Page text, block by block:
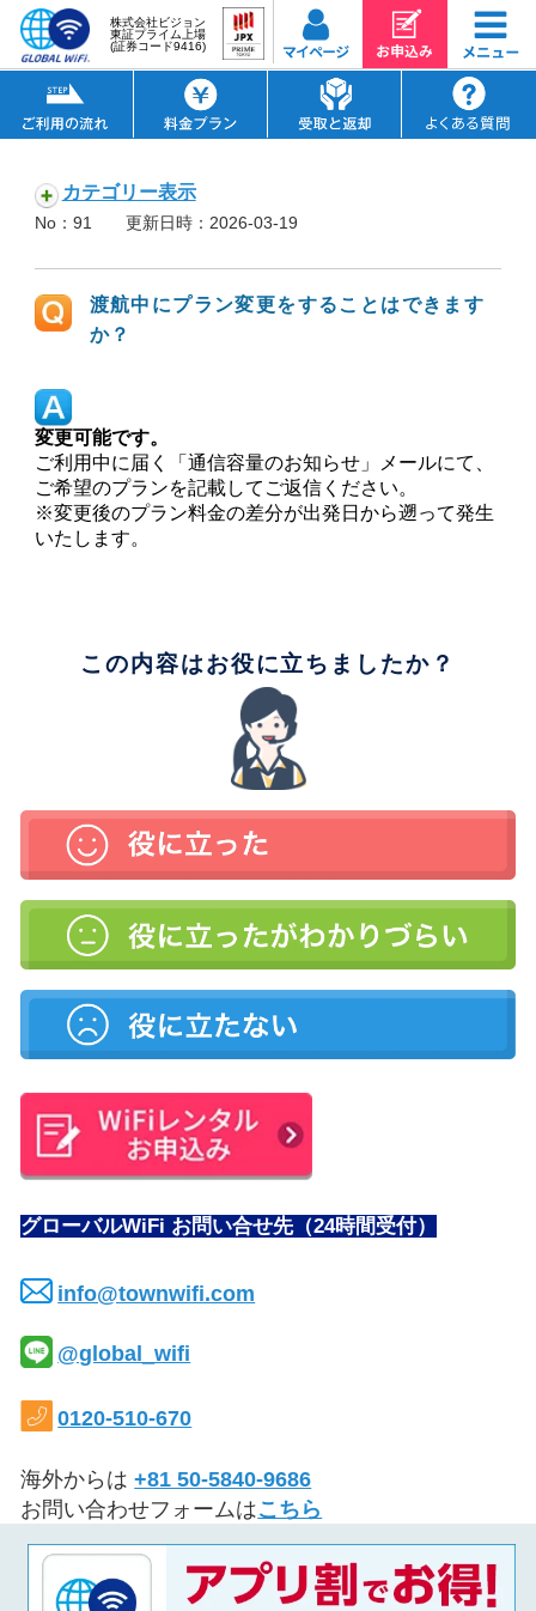
株式会社ビジョン
東証プライム上場
(証券コード9416)
カテゴリー表示
No：91 更新日時：2026-03-19
渡航中にプラン変更をすることはできます
か？
変更可能です。
ご利用中に届く「通信容量のお知らせ」メールにて、
ご希望のプランを記載してご返信ください。
※変更後のプラン料金の差分が出発日から遡って発生
いたします。
この内容はお役に立ちましたか？
グローバルWiFi お問い合せ先（24時間受付）
info@townwifi.com
@global_wifi
0120-510-670
海外からは+81 50-5840-9686
お問い合わせフォームはこちら